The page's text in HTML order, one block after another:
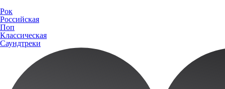
Рок
Российская
Поп
Классическая
Саундтреки